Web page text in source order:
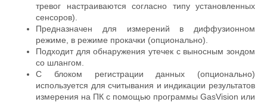
тревог настраиваются согласно типу установленных
сенсоров).
Предназначен для измерений в диффузионном
режиме, в режиме прокачки (опционально).
Подходит для обнаружения утечек с выносным зондом
со шлангом.
С блоком регистрации данных (опционально)
используется для считывания и индикации результатов
измерения на ПК с помощью программы GasVision или